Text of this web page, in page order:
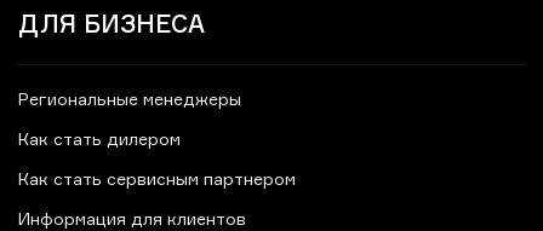
ДЛЯ БИЗНЕСА
Региональные менеджеры
Как стать дилером
Как стать сервисным партнером
Информация для клиентов